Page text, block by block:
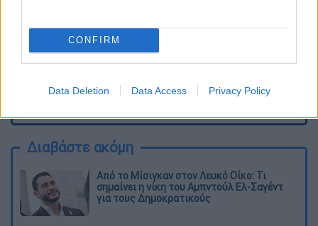
CONFIRM
Data Deletion Data Access Privacy Policy
καταχώρηση
Διαβάστε ακόμη
Από το Μίσιγκαν στον Λευκό Οίκο: Τι
σημαίνει η νίκη του Αμπντούλ Ελ-Σαγέντ
για τους Δημοκρατικούς